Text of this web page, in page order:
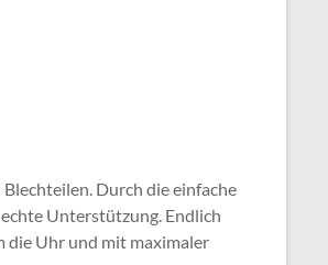
Durch die einfache
Unterstützung. Endlich
die Uhr und mit maximaler